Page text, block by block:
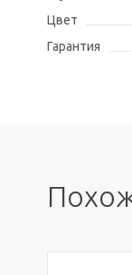
Цвет
Гарантия